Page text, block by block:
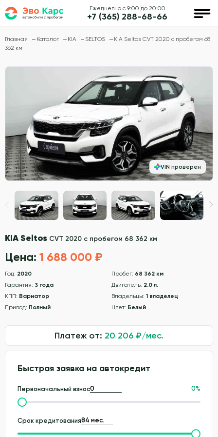
Ежедневно с 9:00 до 20:00
+7 (365) 288-68-66
Главная Каталог KIA SELTOS
KIA Seltos CVT 2020 с пробегом 68
362 км
KIA Seltos CVT 2020 с пробегом 68 362 км
Цена: 1 688 000 ₽
Год: 2020 Пробег: 68 362 км
Гарантия: 3 года Двигатель: 2.0 л.
КПП: Вариатор Владельцы: 1 владелец
Привод: Полный Цвет: Белый
Платеж от: 20 206 ₽/мес.
Быстрая заявка на автокредит
Первоначальный взнос 0%
Срок кредитования
VIN проверен